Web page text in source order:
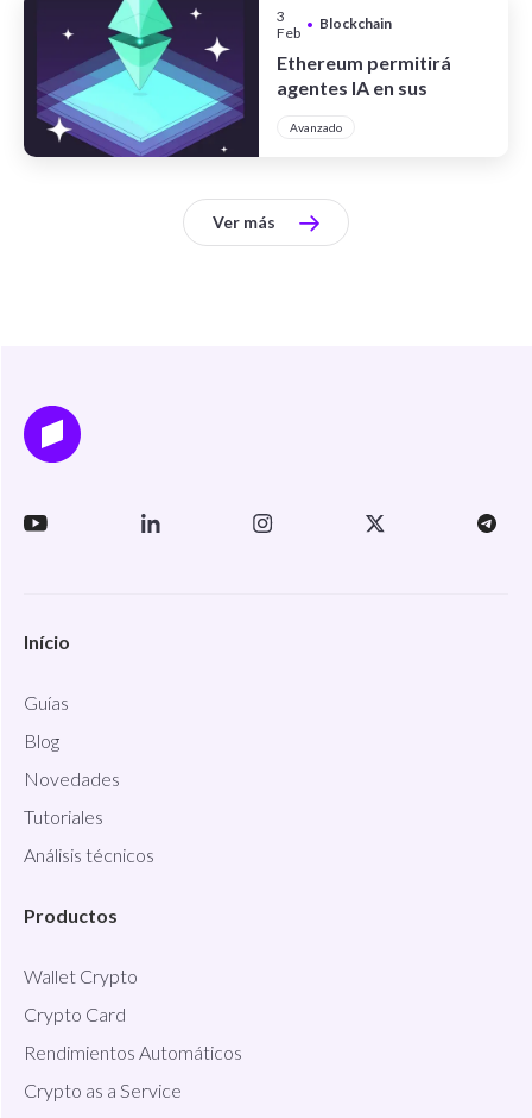
3
Feb • Blockchain
Ethereum permitirá
agentes IA en sus
Avanzado
Ver más
Início
Guías
Blog
Novedades
Tutoriales
Análisis técnicos
Productos
Wallet Crypto
Crypto Card
Rendimientos Automáticos
Crypto as a Service